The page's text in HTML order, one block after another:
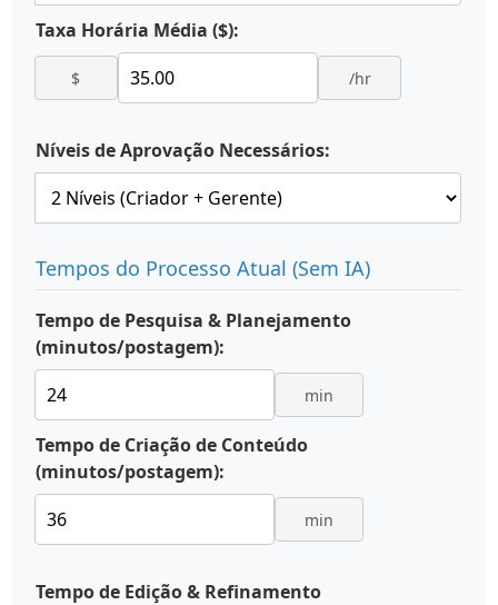
Taxa Horária Média ($):
$ /hr
Níveis de Aprovação Necessários:
Tempos do Processo Atual (Sem IA)
Tempo de Pesquisa & Planejamento
(minutos/postagem):
min
Tempo de Criação de Conteúdo
(minutos/postagem):
min
Tempo de Edição & Refinamento